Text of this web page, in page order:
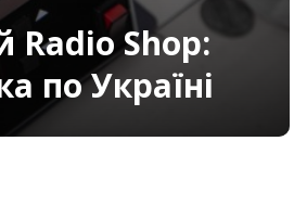
Radio Shop:
по Україні